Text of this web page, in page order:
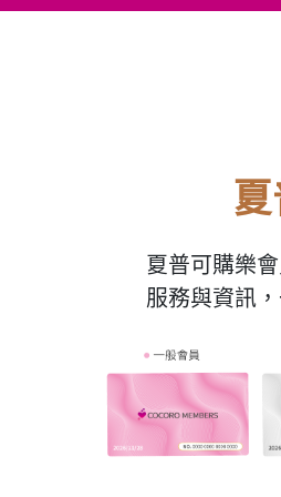
夏普可購樂
服務與資訊